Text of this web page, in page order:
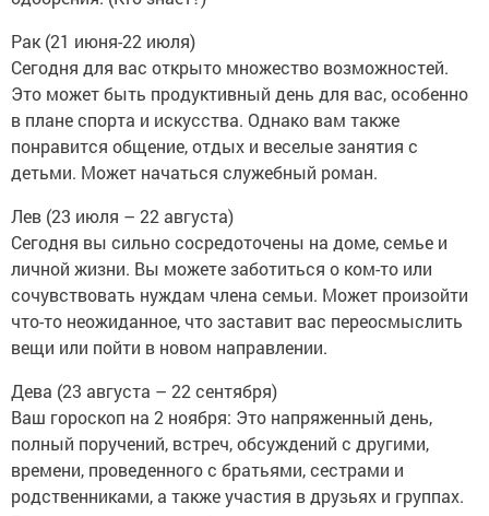
Рак (21 июня-22 июля)
Сегодня для вас открыто множество возможностей.
Это может быть продуктивный день для вас, особенно
в плане спорта и искусства. Однако вам также
понравится общение, отдых и веселые занятия с
детьми. Может начаться служебный роман.
Лев (23 июля – 22 августа)
Сегодня вы сильно сосредоточены на доме, семье и
личной жизни. Вы можете заботиться о ком-то или
сочувствовать нуждам члена семьи. Может произойти
что-то неожиданное, что заставит вас переосмыслить
вещи или пойти в новом направлении.
Дева (23 августа – 22 сентября)
Ваш гороскоп на 2 ноября: Это напряженный день,
полный поручений, встреч, обсуждений с другими,
времени, проведенного с братьями, сестрами и
родственниками, а также участия в друзьях и группах.